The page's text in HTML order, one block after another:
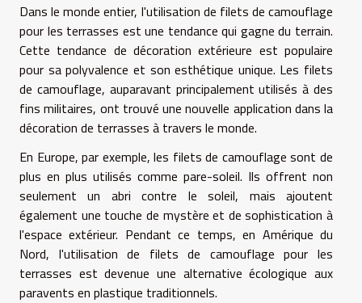
Dans le monde entier, l'utilisation de filets de camouflage
pour les terrasses est une tendance qui gagne du terrain.
Cette tendance de décoration extérieure est populaire
pour sa polyvalence et son esthétique unique. Les filets
de camouflage, auparavant principalement utilisés à des
fins militaires, ont trouvé une nouvelle application dans la
décoration de terrasses à travers le monde.
En Europe, par exemple, les filets de camouflage sont de
plus en plus utilisés comme pare-soleil. Ils offrent non
seulement un abri contre le soleil, mais ajoutent
également une touche de mystère et de sophistication à
l'espace extérieur. Pendant ce temps, en Amérique du
Nord, l'utilisation de filets de camouflage pour les
terrasses est devenue une alternative écologique aux
paravents en plastique traditionnels.